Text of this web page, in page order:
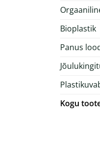
Bioplastik
Panus
Kogu